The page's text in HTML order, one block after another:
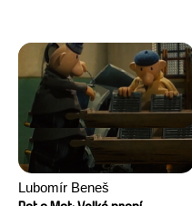
Lubomír Beneš